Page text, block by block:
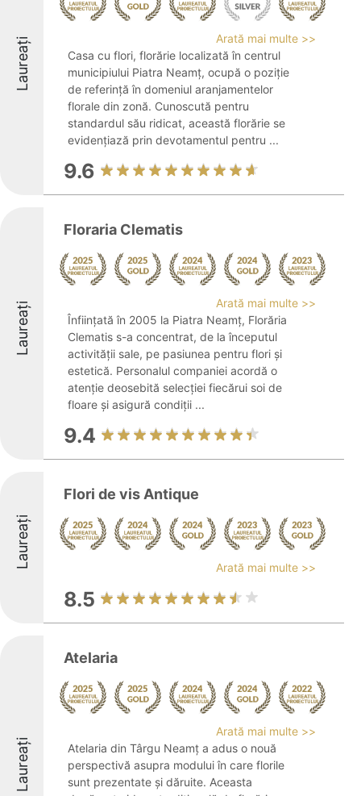
Laureați
Arată mai multe >>
Casa cu flori, florărie localizată în centrul
municipiului Piatra Neamț, ocupă o poziție
de referință în domeniul aranjamentelor
florale din zonă. Cunoscută pentru
standardul său ridicat, această florărie se
evidențiază prin devotamentul pentru ...
9.6
Laureați
Floraria Clematis
Arată mai multe >>
Înființată în 2005 la Piatra Neamț, Florăria
Clematis s-a concentrat, de la începutul
activității sale, pe pasiunea pentru flori și
estetică. Personalul companiei acordă o
atenție deosebită selecției fiecărui soi de
floare și asigură condiții ...
9.4
Laureați
Flori de vis Antique
Arată mai multe >>
8.5
Laureați
Atelaria
Arată mai multe >>
Atelaria din Târgu Neamț a adus o nouă
perspectivă asupra modului în care florile
sunt prezentate și dăruite. Aceasta